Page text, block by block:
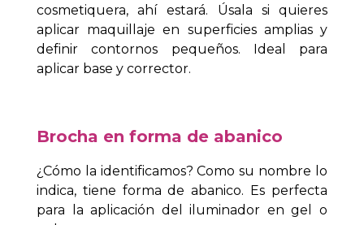
cosmetiquera, ahí estará. Úsala si quieres
aplicar maquillaje en superficies amplias y
definir contornos pequeños. Ideal para
aplicar base y corrector.
Brocha en forma de abanico
¿Cómo la identificamos? Como su nombre lo
indica, tiene forma de abanico. Es perfecta
para la aplicación del iluminador en gel o